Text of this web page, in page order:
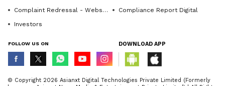
Complaint Redressal - Website
Compliance Report Digital
Investors
FOLLOW US ON DOWNLOAD APP
© Copyright 2026 Asianxt Digital Technologies Private Limited (Formerly